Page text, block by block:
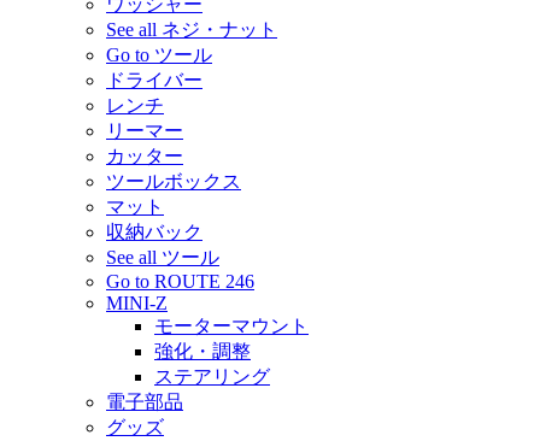
ワッシャー
See all ネジ・ナット
Go to ツール
ドライバー
レンチ
リーマー
カッター
ツールボックス
マット
収納バック
See all ツール
Go to ROUTE 246
MINI-Z
モーターマウント
強化・調整
ステアリング
電子部品
グッズ